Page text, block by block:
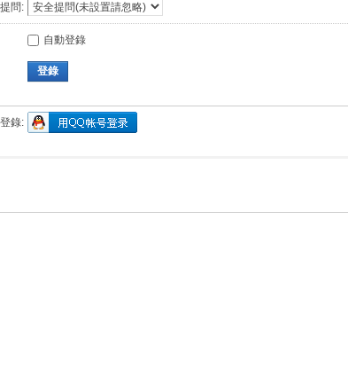
問:
自動登錄
登錄
錄: